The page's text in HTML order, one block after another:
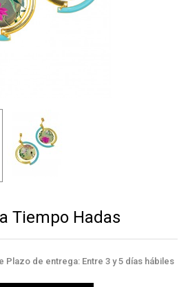
Tiempo Hadas
Plazo de entrega: Entre 3 y 5 días hábiles